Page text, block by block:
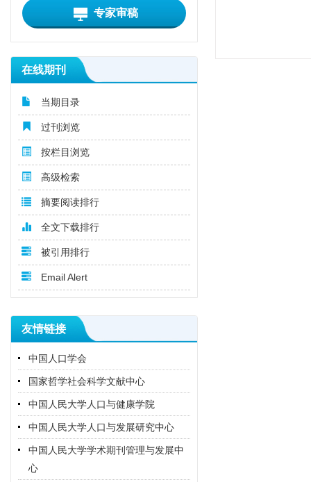
专家审稿
在线期刊
当期目录
过刊浏览
按栏目浏览
高级检索
摘要阅读排行
全文下载排行
被引用排行
Email Alert
友情链接
中国人口学会
国家哲学社会科学文献中心
中国人民大学人口与健康学院
中国人民大学人口与发展研究中心
中国人民大学学术期刊管理与发展中
心